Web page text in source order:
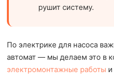
рушит систему.
По электрике для насоса
автомат — мы делаем это в
электромонтажные работы